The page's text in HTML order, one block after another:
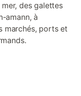
des galettes
amann, à
marchés, ports et